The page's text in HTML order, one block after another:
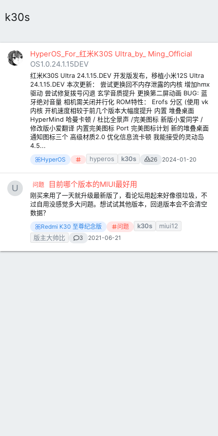
k30s
HyperOS_For_红米K30S Ultra_by_ Ming_Official
OS1.0.24.1.15DEV
红米K30S Ultra 24.1.15.DEV 开发版发布，移植小米12S Ultra
24.1.15.DEV 本次更新： 尝试更换回不内存泄露的内核 增加hmx
驱动 尝试修复拨号闪退 玄学音质提升 更换第二屏动画 BUG: 蓝
牙绝对音量 相机需关闭并行化 ROM特性： Erofs 分区 (使用 vk
内核 开机速度相较于前几个版本大幅度提升 内置 堆叠桌面
HyperMind 哈曼卡顿 / 杜比全景声 /完美图标 新版小爱同学 /
修改版小爱翻译 内置完美图标 Port 完美图标计划 新的堆叠桌面
通知图标三个 高级材质2.0 优化信息流卡顿 我能接受的灵动岛
4.5...
HyperOS hyperos k30s 26 2024-01-20
问题 目前哪个版本的MIUI最好用
刚买来用了一天就升级最新版了，看论坛用起来好像很垃圾，不
过自用没感觉多大问题。想试试其他版本，回退版本会不会清空
数据？
Redmi K30 至尊纪念版 问题 k30s
miui12
版主大帅比
3 2021-06-21